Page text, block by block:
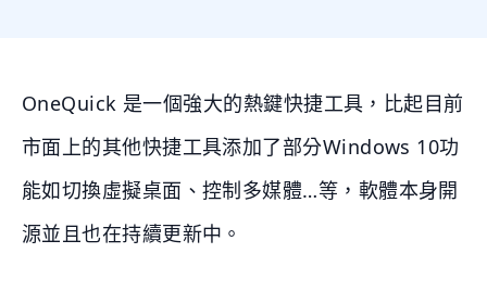
OneQuick 是一個強大的熱鍵快捷工具，比起目前
市面上的其他快捷工具添加了部分Windows 10功
能如切換虛擬桌面、控制多媒體…等，軟體本身開
源並且也在持續更新中。